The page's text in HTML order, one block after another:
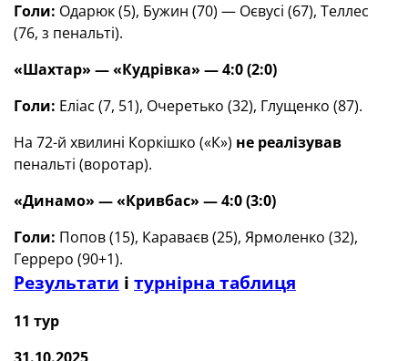
Голи: Одарюк (5), Бужин (70) — Оєвусі (67), Теллес
(76, з пенальті).
«Шахтар» — «Кудрівка» — 4:0 (2:0)
Голи: Еліас (7, 51), Очеретько (32), Глущенко (87).
На 72-й хвилині Коркішко («К») не реалізував
пенальті (воротар).
«Динамо» — «Кривбас» — 4:0 (3:0)
Голи: Попов (15), Караваєв (25), Ярмоленко (32),
Герреро (90+1).
Результати і турнірна таблиця
11 тур